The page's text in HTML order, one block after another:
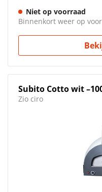
Niet op voorraad
Binnenkort weer op
Subito Cotto wit
Zio ciro